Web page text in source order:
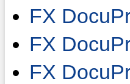
FX
FX
FX